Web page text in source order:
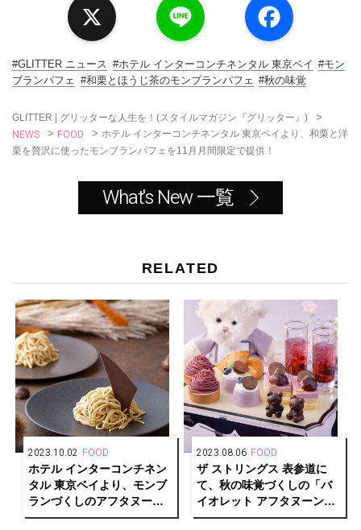
a
c
o
o
k
#GLITTER ニュース #ホテル インターコンチネンタル 東京ベイ #モン
ブランパフェ #和栗とほうじ茶のモンブランパフェ #秋の味覚
GLITTER | グリッターな人生を！(スタイルマガジン『グリッター』) >
NEWS > FOOD > ホテル インターコンチネンタル 東京ベイより、和栗と洋
栗を贅沢に使ったモンブランパフェを11月月間限定で提供！
What's New 一覧
RELATED
2023.10.02 FOOD
ホテル インターコンチネン
タル 東京ベイより、モンブ
ランづくしのアフタヌーン
ティーを開催
2023.08.06 FOOD
ザ ストリングス 表参道に
て、秋の味覚づくしの「バ
イオレット アフタヌーンテ
ィー」が開催